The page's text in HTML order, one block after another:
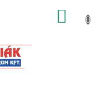
KOSÁR